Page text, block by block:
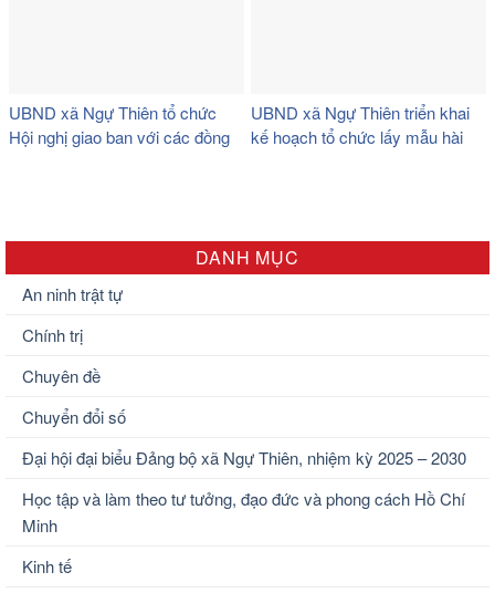
UBND xã Ngự Thiên tổ chức
Hội nghị giao ban với các đồng
UBND xã Ngự Thiên triển khai
kế hoạch tổ chức lấy mẫu hài
DANH MỤC
An ninh trật tự
Chính trị
Chuyên đề
Chuyển đổi số
Đại hội đại biểu Đảng bộ xã Ngự Thiên, nhiệm kỳ 2025 – 2030
Học tập và làm theo tư tưởng, đạo đức và phong cách Hồ Chí
Minh
Kinh tế